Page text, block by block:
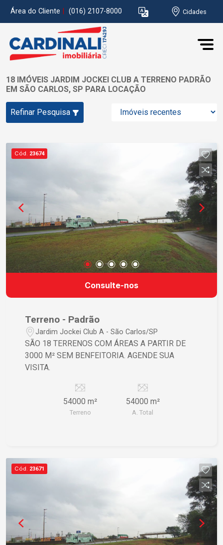
Área do Cliente (016) 2107-8000 Cidades
18 IMÓVEIS JARDIM JOCKEI CLUB A TERRENO PADRÃO
EM SÃO CARLOS, SP PARA LOCAÇÃO
Refinar Pesquisa
Cód. 23674
Consulte-nos
Terreno - Padrão
Jardim Jockei Club A - São Carlos/SP
SÃO 18 TERRENOS COM ÁREAS A PARTIR DE
3000 M² SEM BENFEITORIA. AGENDE SUA
VISITA.
54000 m²
Terreno
54000 m²
A. Total
Cód. 23671